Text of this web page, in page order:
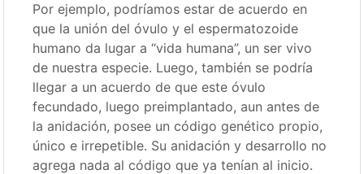
Por ejemplo, podríamos estar de acuerdo en
que la unión del óvulo y el espermatozoide
humano da lugar a “vida humana”, un ser vivo
de nuestra especie. Luego, también se podría
llegar a un acuerdo de que este óvulo
fecundado, luego preimplantado, aun antes de
la anidación, posee un código genético propio,
único e irrepetible. Su anidación y desarrollo no
agrega nada al código que ya tenían al inicio.